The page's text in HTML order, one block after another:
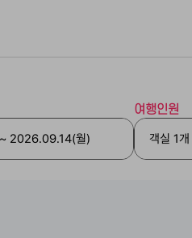
여행인원